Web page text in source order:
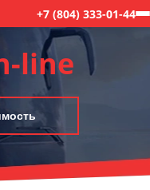
+7 (804) 333-01-44
line